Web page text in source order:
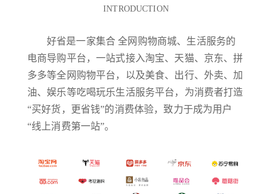
INTRODUCTION
好省是一家集合 全网购物商城、生活服务的
电商导购平台，一站式接入淘宝、天猫、京东、拼
多多等全网购物平台，以及美食、出行、外卖、加
油、娱乐等吃喝玩乐生活服务平台，为消费者打造
“买好货，更省钱”的消费体验，致力于成为用户
“线上消费第一站”。